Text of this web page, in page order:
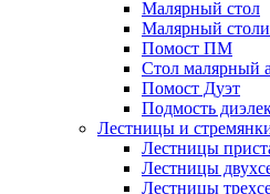
Малярный стол
Малярный
Помост ПМ
Стол малярный
Помост Дуэт
Подмость
Лестницы и
Лестницы
Лестницы
Лестницы